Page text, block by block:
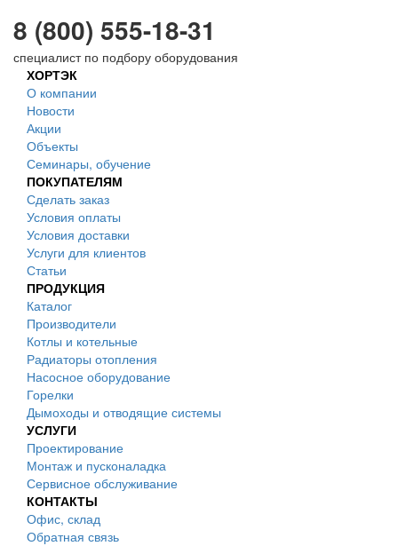
8 (800) 555-18-31
специалист по подбору оборудования
ХОРТЭК
О компании
Новости
Акции
Объекты
Семинары, обучение
ПОКУПАТЕЛЯМ
Сделать заказ
Условия оплаты
Условия доставки
Услуги для клиентов
Статьи
ПРОДУКЦИЯ
Каталог
Производители
Котлы и котельные
Радиаторы отопления
Насосное оборудование
Горелки
Дымоходы и отводящие системы
УСЛУГИ
Проектирование
Монтаж и пусконаладка
Сервисное обслуживание
КОНТАКТЫ
Офис, склад
Обратная связь